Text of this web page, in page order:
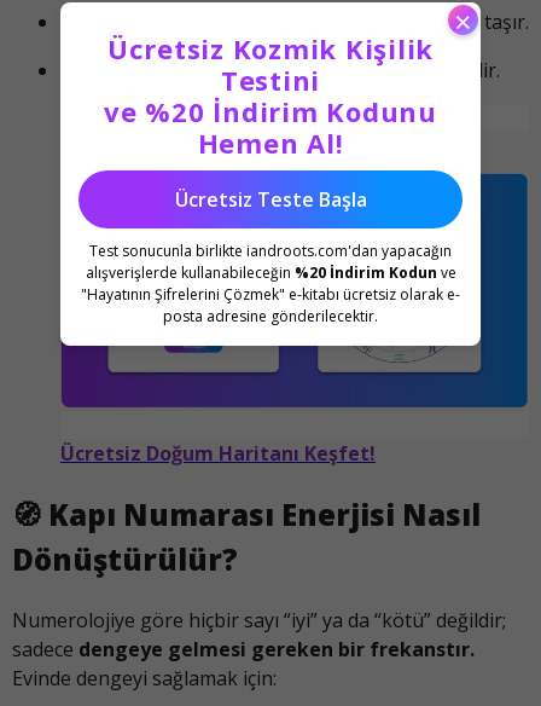
×
Ücretsiz Kozmik Kişilik
Testini
ve %20 İndirim Kodunu
Hemen Al!
Ücretsiz Teste Başla
Test sonucunla birlikte iandroots.com'dan yapacağın
alışverişlerde kullanabileceğin %20 İndirim Kodun ve
"Hayatının Şifrelerini Çözmek" e-kitabı ücretsiz olarak e-
posta adresine gönderilecektir.
Ruhsal bilgi ile maddi başarıyı birleştirme gücü taşır.
Ancak fazla sorumluluk veya baskı hissettirebilir.
Ücretsiz Doğum Haritanı Keşfet!
🧭 Kapı Numarası Enerjisi Nasıl
Dönüştürülür?
Numerolojiye göre hiçbir sayı “iyi” ya da “kötü” değildir;
sadece dengeye gelmesi gereken bir frekanstır.
Evinde dengeyi sağlamak için: